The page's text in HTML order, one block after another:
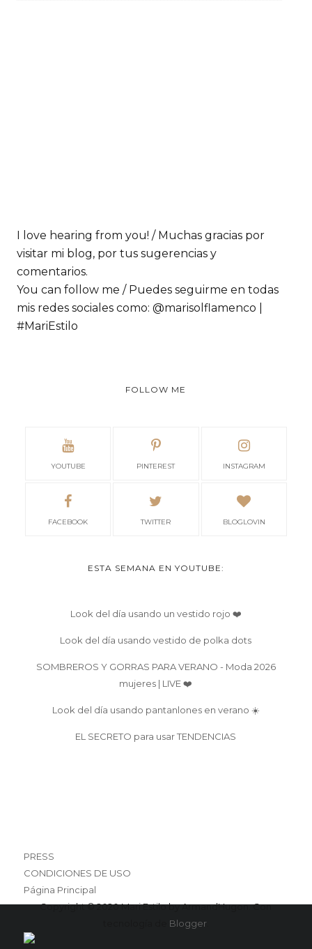
I love hearing from you! / Muchas gracias por
visitar mi blog, por tus sugerencias y
comentarios.
You can follow me / Puedes seguirme en todas
mis redes sociales como: @marisolflamenco |
#MariEstilo
FOLLOW ME
YOUTUBE PINTEREST INSTAGRAM
FACEBOOK TWITTER BLOGLOVIN
ESTA SEMANA EN YOUTUBE:
Look del día usando un vestido rojo ❤️
Look del día usando vestido de polka dots
SOMBREROS Y GORRAS PARA VERANO - Moda 2026
mujeres | LIVE ❤️
Look del día usando pantanlones en verano ☀️
EL SECRETO para usar TENDENCIAS
PRESS
CONDICIONES DE USO
Página Principal
Copyright © 2020 Mari Estilo by ArmandHugon. Con
Blogger.